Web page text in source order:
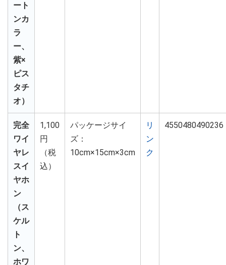
ート
ンカ
ラ
ー、
紫×
ピス
タチ
オ）
完全
ワイ
ヤレ
スイ
ヤホ
ン
（ス
ケル
ト
ン、
ホワ
1,100
円
（税
込）
パッケージサイ
ズ：
10cm×15cm×3cm
リ
ン
ク
4550480490236